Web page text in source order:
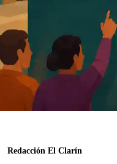
Redacción El Clarín